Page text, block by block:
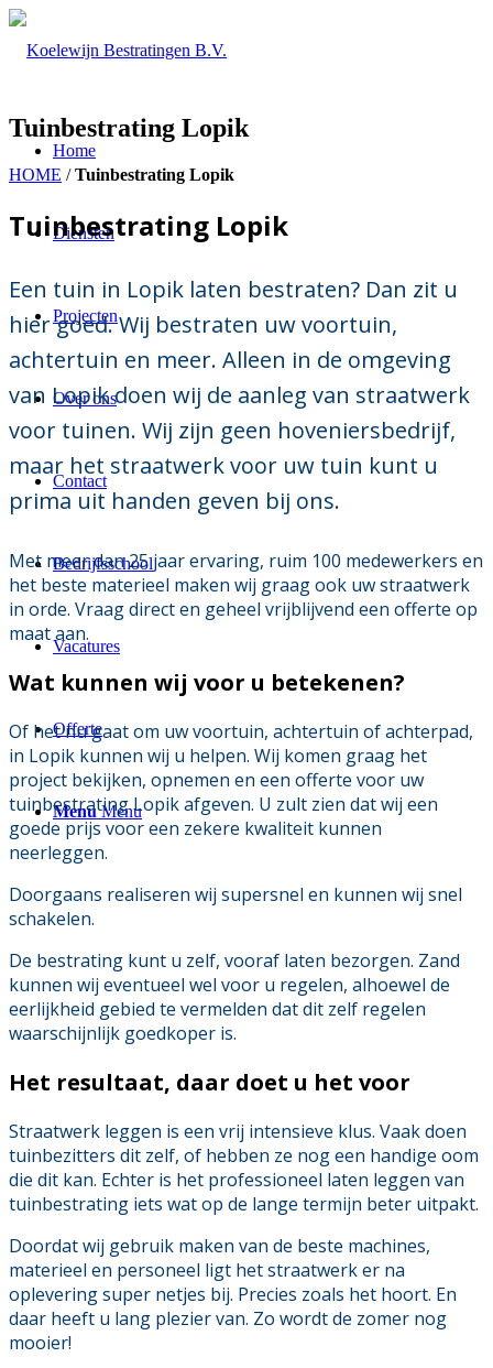
Home
Diensten
Projecten
Over ons
Contact
Bedrijfsschool
Vacatures
Offerte
Menu Menu
Tuinbestrating Lopik
HOME /Tuinbestrating Lopik
Tuinbestrating Lopik
Een tuin in Lopik laten bestraten? Dan zit u
hier goed. Wij bestraten uw voortuin,
achtertuin en meer. Alleen in de omgeving
van Lopik doen wij de aanleg van straatwerk
voor tuinen. Wij zijn geen hoveniersbedrijf,
maar het straatwerk voor uw tuin kunt u
prima uit handen geven bij ons.
Met meer dan 25 jaar ervaring, ruim 100 medewerkers en
het beste materieel maken wij graag ook uw straatwerk
in orde. Vraag direct en geheel vrijblijvend een offerte op
maat aan.
Wat kunnen wij voor u betekenen?
Of het nu gaat om uw voortuin, achtertuin of achterpad,
in Lopik kunnen wij u helpen. Wij komen graag het
project bekijken, opnemen en een offerte voor uw
tuinbestrating Lopik afgeven. U zult zien dat wij een
goede prijs voor een zekere kwaliteit kunnen
neerleggen.
Doorgaans realiseren wij supersnel en kunnen wij snel
schakelen.
De bestrating kunt u zelf, vooraf laten bezorgen. Zand
kunnen wij eventueel wel voor u regelen, alhoewel de
eerlijkheid gebied te vermelden dat dit zelf regelen
waarschijnlijk goedkoper is.
Het resultaat, daar doet u het voor
Straatwerk leggen is een vrij intensieve klus. Vaak doen
tuinbezitters dit zelf, of hebben ze nog een handige oom
die dit kan. Echter is het professioneel laten leggen van
tuinbestrating iets wat op de lange termijn beter uitpakt.
Doordat wij gebruik maken van de beste machines,
materieel en personeel ligt het straatwerk er na
oplevering super netjes bij. Precies zoals het hoort. En
daar heeft u lang plezier van. Zo wordt de zomer nog
mooier!